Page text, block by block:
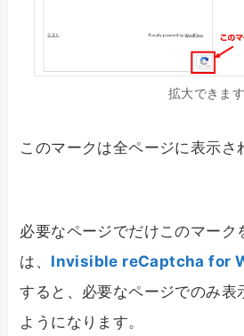
拡大できます
このマークは全ページに表示さ
必要なページでだけこのマーク
は、 Invisible reCaptcha for
すると、必要なページでのみ表
ようになります。